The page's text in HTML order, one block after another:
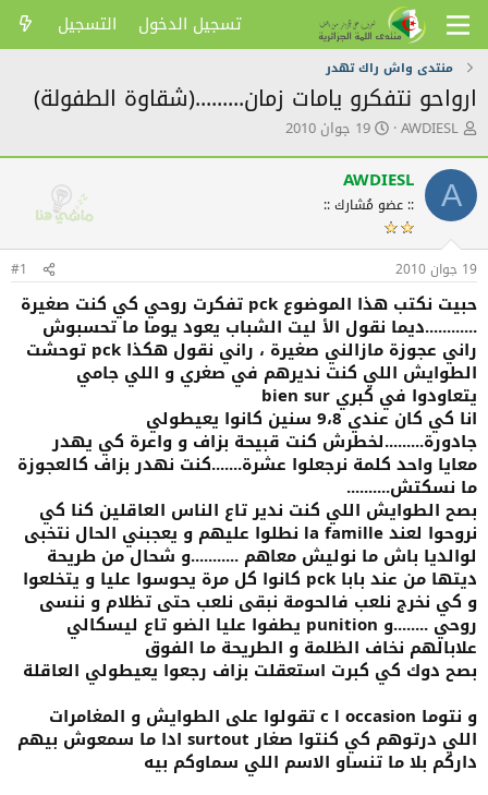
تسجيل الدخول التسجيل
منتدى واش راك تهدر
ارواحو نتفكرو يامات زمان.........(شقاوة الطفولة)
ك
ت
ب
ا
ل
م
و
ض
و
ع
AWDIESL ت
ر
ي
خ
ل
ش
ر
19 جوان 2010
A
AWDIESL
:: عضو مُشارك ::
19 جوان 2010 #1
حبيت نكتب هذا الموضوع pck تفكرت روحي كي كنت صغيرة
............ديما نقول الأ ليت الشباب يعود يوما ما تحسبوش
راني عجوزة مازالني صغيرة ، راني نقول هكذا pck توحشت
الطوايش اللي كنت نديرهم في صغري و اللي جامي
يتعاودوا في كبري bien sur
انا كي كان عندي 9،8 سنين كانوا يعيطولي
جادورة.........لخطرش كنت قبيحة بزاف و واعرة كي يهدر
معايا واحد كلمة نرجعلوا عشرة.......كنت نهدر بزاف كالعجوزة
ما نسكتش..........
بصح الطوايش اللي كنت ندير تاع الناس العاقلين كنا كي
نروحوا لعند la famille نطلوا عليهم و يعجبني الحال نتخبى
لوالديا باش ما نوليش معاهم ...........و شحال من طريحة
ديتها من عند بابا pck كانوا كل مرة يحوسوا عليا و يتخلعوا
و كي نخرج نلعب فالحومة نبقى نلعب حتى تظلام و ننسى
روحي ........و punition يطفوا عليا الضو تاع ليسكالي
علابالهم نخاف الظلمة و الطريحة ما الفوق
بصح دوك كي كبرت استعقلت بزاف رجعوا يعيطولي العاقلة
و نتوما c l occasion تقولوا على الطوايش و المغامرات
اللي درتوهم كي كنتوا صغار surtout ادا ما سمعوش بيهم
داركم بلا ما تنساو الاسم اللي سماوكم بيه